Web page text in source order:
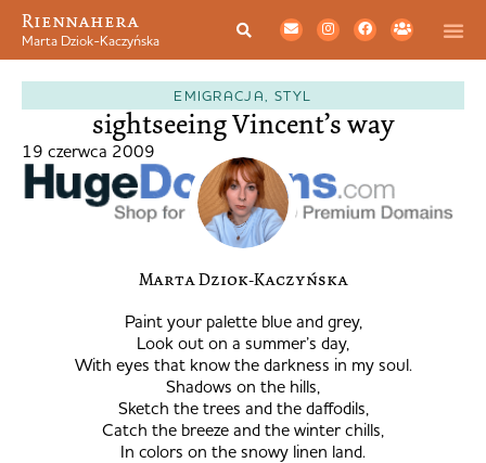
Riennahera
Marta Dziok-Kaczyńska
EMIGRACJA STYL
sightseeing Vincent’s way
19 czerwca 2009
Marta Dziok-Kaczyńska
Paint your palette blue and grey,
Look out on a summer’s day,
With eyes that know the darkness in my soul.
Shadows on the hills,
Sketch the trees and the daffodils,
Catch the breeze and the winter chills,
In colors on the snowy linen land.